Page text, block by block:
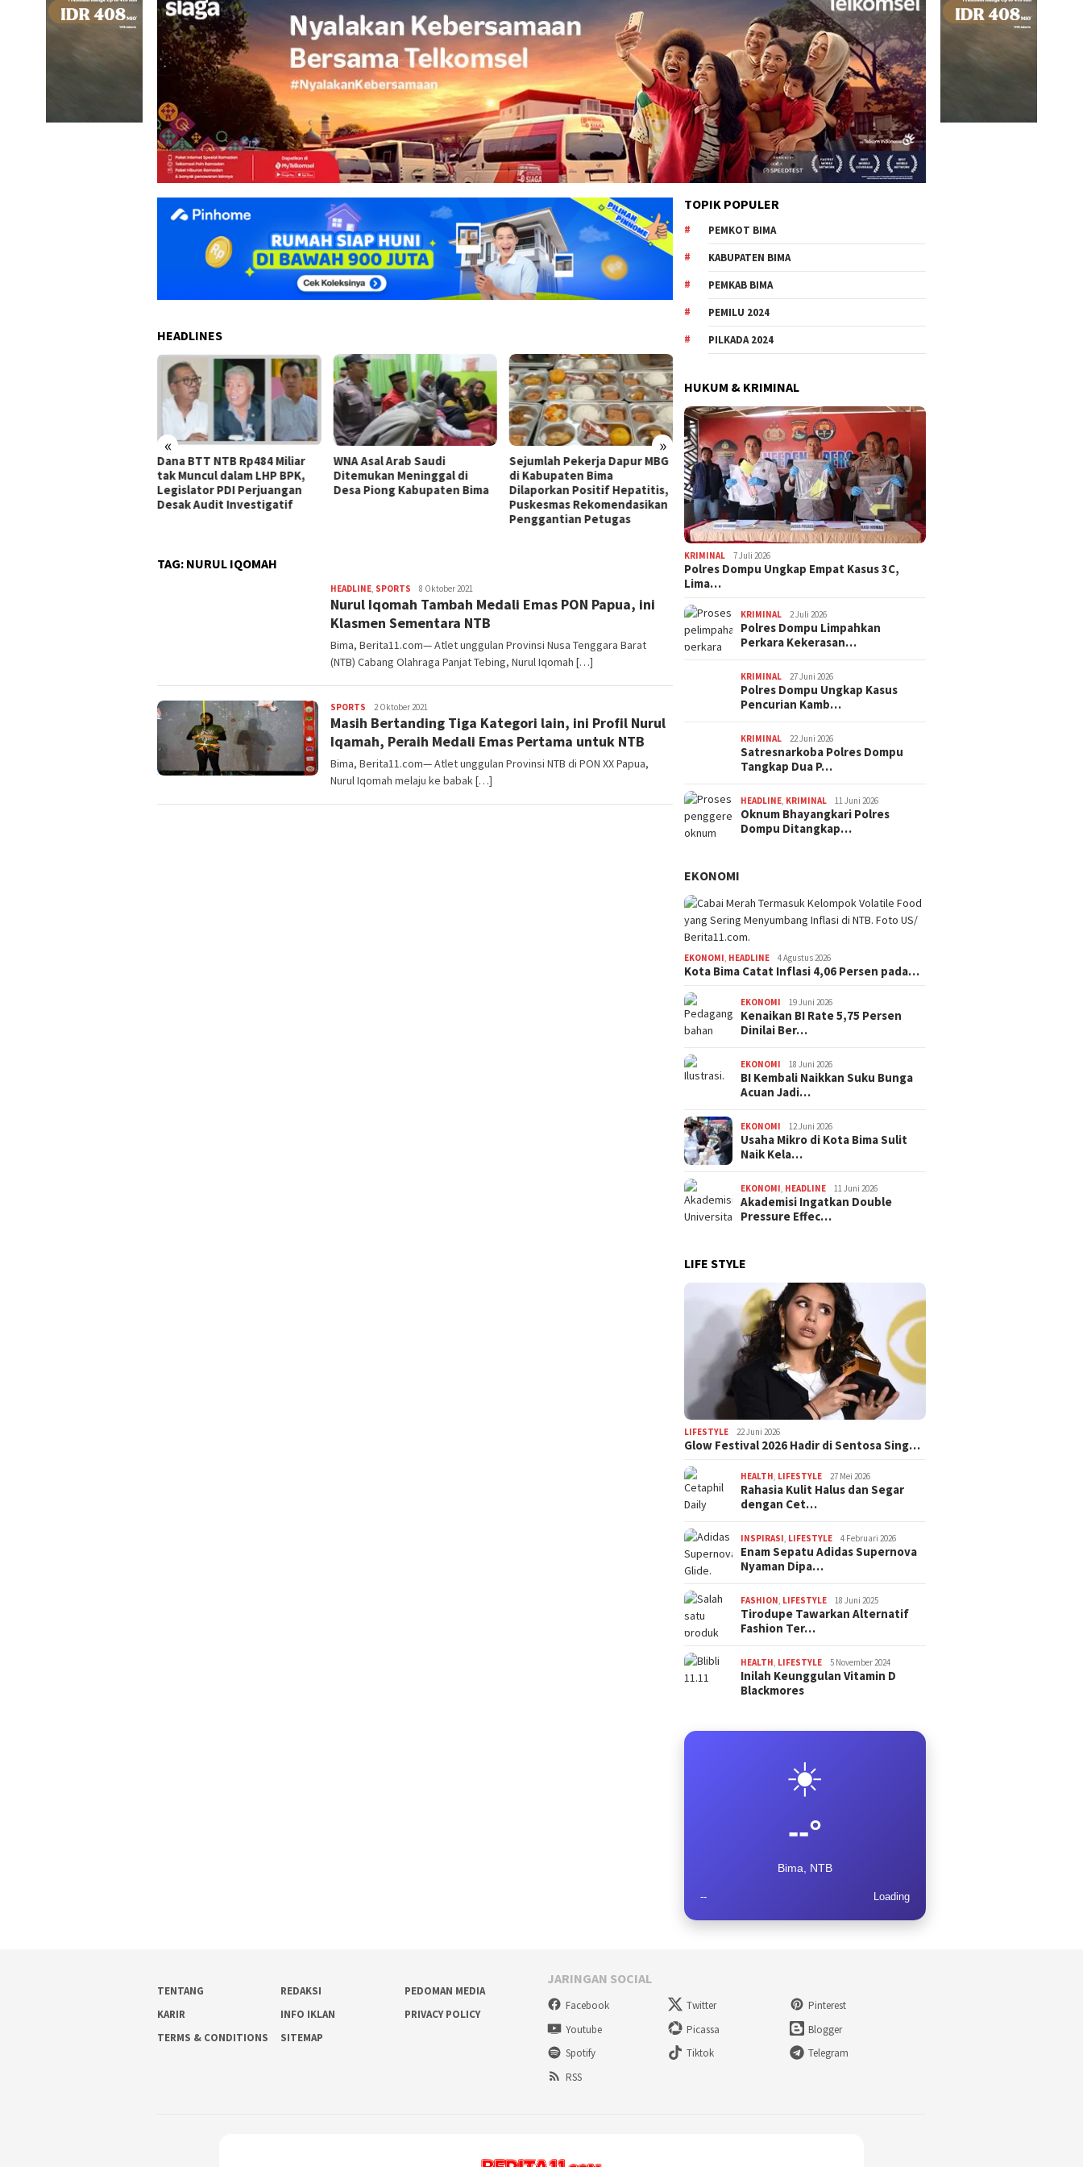
HEADLINES
« »
WNA Asal Arab Saudi
Ditemukan Meninggal di
Desa Piong Kabupaten Bima
Sejumlah Pekerja Dapur MBG
di Kabupaten Bima
Dilaporkan Positif Hepatitis,
Jelang HUT Ke-81 RI, Tokoh
Pemuda NTB Ajak Seluruh
Elemen Bangsa Perkuat
Persatuan
Kota Bima Catat Inflasi 4,06
Persen pada Juli 2026, Lebih
Tinggi dari Sumbawa
Dana BTT NTB Rp484 Miliar
tak Muncul dalam LHP BPK,
Legislator PDI Perjuangan
Desak Audit Investigatif
TAG: NURUL IQOMAH
HEADLINE SPORTS Redaksi
8 Oktober 2021
Nurul Iqomah Tambah Medali Emas PON Papua, ini
Klasmen Sementara NTB
Bima, Berita11.com— Atlet unggulan Provinsi Nusa Tenggara Barat
(NTB) Cabang Olahraga Panjat Tebing, Nurul Iqomah […]
SPORTS Redaksi
2 Oktober 2021
Masih Bertanding Tiga Kategori lain, ini Profil Nurul
Iqamah, Peraih Medali Emas Pertama untuk NTB
Bima, Berita11.com— Atlet unggulan Provinsi NTB di PON XX Papua,
Nurul Iqomah melaju ke babak […]
TOPIK POPULER
PEMKOT BIMA
KABUPATEN BIMA
PEMKAB BIMA
PEMILU 2024
PILKADA 2024
HUKUM & KRIMINAL
KRIMINAL 7 Juli 2026
Polres Dompu Ungkap Empat Kasus 3C,
Lima…
KRIMINAL 2 Juli 2026
Polres Dompu Limpahkan
Perkara Kekerasan…
KRIMINAL 27 Juni 2026
Polres Dompu Ungkap Kasus
Pencurian Kamb…
KRIMINAL 22 Juni 2026
Satresnarkoba Polres Dompu
Tangkap Dua P…
HEADLINE, KRIMINAL 11 Juni 2026
Oknum Bhayangkari Polres
Dompu Ditangkap…
EKONOMI
EKONOMI, HEADLINE 4 Agustus 2026
Kota Bima Catat Inflasi 4,06 Persen pada…
EKONOMI 19 Juni 2026
Kenaikan BI Rate 5,75 Persen
Dinilai Ber…
EKONOMI 18 Juni 2026
BI Kembali Naikkan Suku Bunga
Acuan Jadi…
EKONOMI 12 Juni 2026
Usaha Mikro di Kota Bima Sulit
Naik Kela…
EKONOMI, HEADLINE 11 Juni 2026
Akademisi Ingatkan Double
Pressure Effec…
LIFE STYLE
LIFESTYLE 22 Juni 2026
Glow Festival 2026 Hadir di Sentosa Sing…
HEALTH, LIFESTYLE 27 Mei 2026
Rahasia Kulit Halus dan Segar
dengan Cet…
INSPIRASI, LIFESTYLE 4 Februari 2026
Enam Sepatu Adidas Supernova
Nyaman Dipa…
FASHION, LIFESTYLE 18 Juni 2025
Tirodupe Tawarkan Alternatif
Fashion Ter…
HEALTH, LIFESTYLE 5 November 2024
Inilah Keunggulan Vitamin D
Blackmores
☀️
--°
Bima, NTB
-- Loading
TENTANG REDAKSI
PEDOMAN MEDIA
KARIR
INFO IKLAN
PRIVACY POLICY
TERMS & CONDITIONS
SITEMAP
JARINGAN SOCIAL
Facebook Twitter
Pinterest
Youtube
Picassa
Blogger
Spotify
Tiktok
Telegram
RSS